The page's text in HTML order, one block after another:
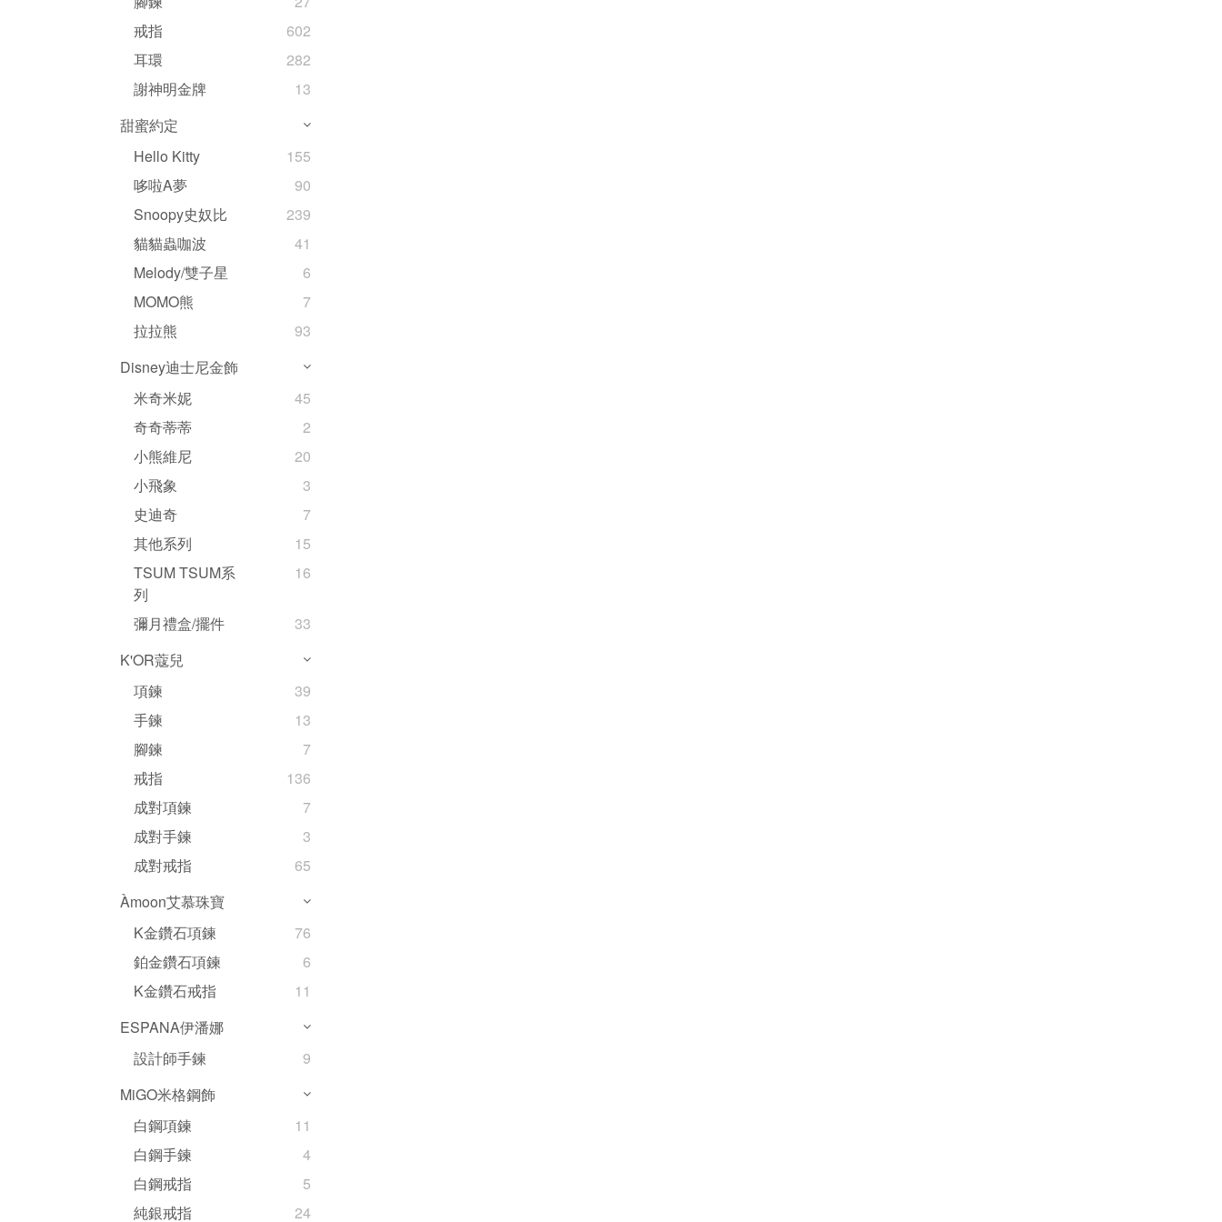
戒指
602
耳環
282
謝神明金牌
13
甜蜜約定
Hello Kitty
155
哆啦A夢
90
Snoopy史奴比
239
貓貓蟲咖波
41
Melody/雙子星
6
MOMO熊
7
拉拉熊
93
Disney迪士尼金飾
米奇米妮
45
奇奇蒂蒂
2
小熊維尼
20
小飛象
3
史迪奇
7
其他系列
15
TSUM TSUM系
列
16
彌月禮盒/擺件
33
K'OR蔻兒
項鍊
39
手鍊
13
腳鍊
7
戒指
136
成對項鍊
7
成對手鍊
3
成對戒指
65
Àmoon艾慕珠寶
K金鑽石項鍊
76
鉑金鑽石項鍊
6
K金鑽石戒指
11
ESPANA伊潘娜
設計師手鍊
9
MiGO米格鋼飾
白鋼項鍊
11
白鋼手鍊
4
白鋼戒指
5
純銀戒指
24